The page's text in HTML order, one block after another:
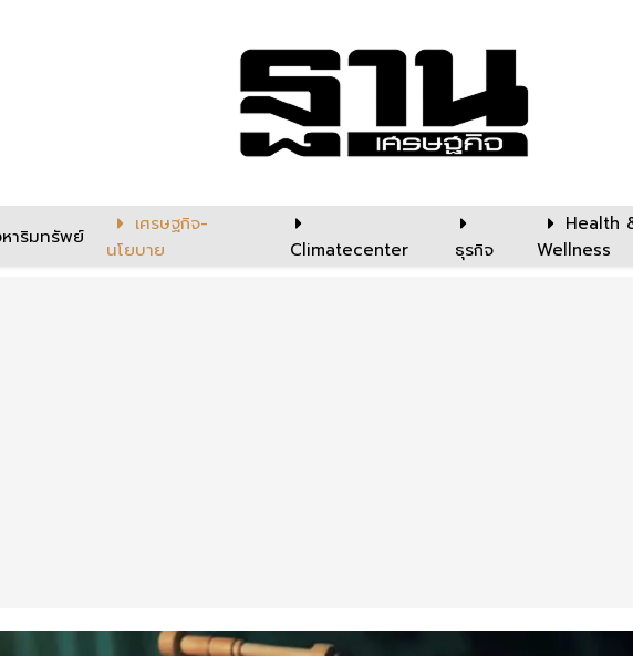
าริมทรัพย์
เศรษฐกิจ-
นโยบาย
Climatecenter ธุรกิจ
Health
Wellness